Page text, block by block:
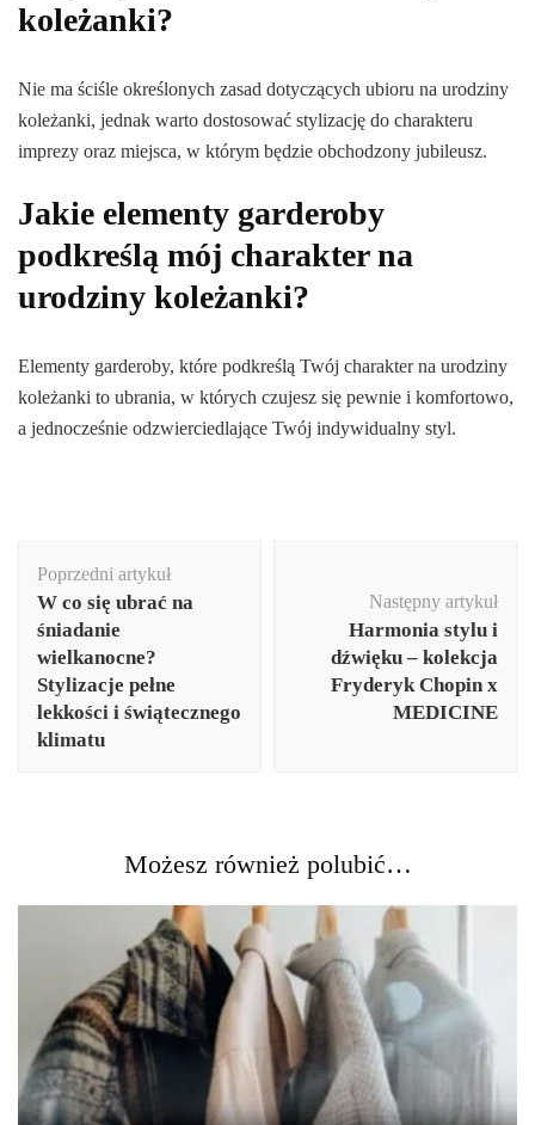
koleżanki?
Nie ma ściśle określonych zasad dotyczących ubioru na urodziny
koleżanki, jednak warto dostosować stylizację do charakteru
imprezy oraz miejsca, w którym będzie obchodzony jubileusz.
Jakie elementy garderoby
podkreślą mój charakter na
urodziny koleżanki?
Elementy garderoby, które podkreślą Twój charakter na urodziny
koleżanki to ubrania, w których czujesz się pewnie i komfortowo,
a jednocześnie odzwierciedlające Twój indywidualny styl.
wpisu
Poprzedni artykuł
W co się ubrać na
śniadanie
wielkanocne?
Stylizacje pełne
lekkości i świątecznego
klimatu
Następny artykuł
Harmonia stylu i
dźwięku – kolekcja
Fryderyk Chopin x
MEDICINE
Możesz również polubić…